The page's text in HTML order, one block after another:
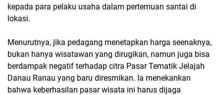
kepada para pelaku usaha dalam pertemuan santai di
lokasi.
Menurutnya, jika pedagang menetapkan harga seenaknya,
bukan hanya wisatawan yang dirugikan, namun juga bisa
berdampak negatif terhadap citra Pasar Tematik Jelajah
Danau Ranau yang baru diresmikan. Ia menekankan
bahwa keberhasilan pasar wisata ini harus dijaga